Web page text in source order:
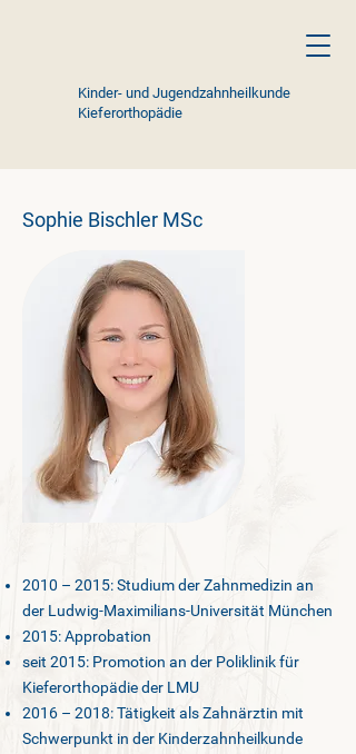
Kinder- und Jugendzahnheilkunde
Kieferorthopädie
Sophie Bischler MSc
2010 – 2015: Studium der Zahnmedizin an
der Ludwig-Maximilians-Universität München
2015: Approbation
seit 2015: Promotion an der Poliklinik für
Kieferorthopädie der LMU
2016 – 2018: Tätigkeit als Zahnärztin mit
Schwerpunkt in der Kinderzahnheilkunde